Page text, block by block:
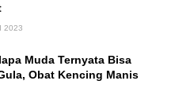
2023
Muda Ternyata Bisa
Obat Kencing Manis